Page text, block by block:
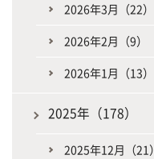
2026年3月（22）
2026年2月（9）
2026年1月（13）
2025年（178）
2025年12月（21）